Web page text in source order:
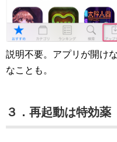
説明不要。アプリが開け
なことも。
３．再起動は特効薬